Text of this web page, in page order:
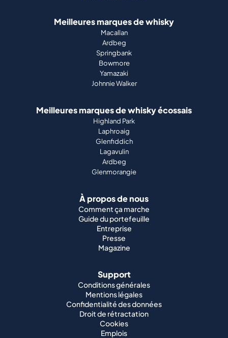
Meilleures marques de whisky
Macallan
Ardbeg
Springbank
Bowmore
Yamazaki
Johnnie Walker
Meilleures marques de whisky écossais
Highland Park
Laphroaig
Glenfiddich
Lagavulin
Ardbeg
Glenmorangie
À propos de nous
Comment ça marche
Guide du portefeuille
Entreprise
Presse
Magazine
Support
Conditions générales
Mentions légales
Confidentialité des données
Droit de rétractation
Cookies
Emplois